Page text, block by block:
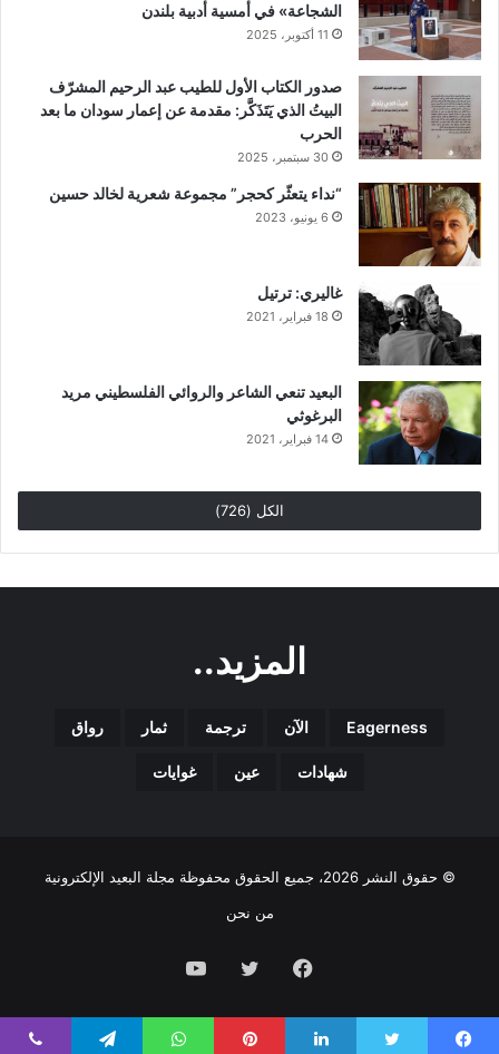
الشجاعة» في أمسية أدبية بلندن
11 أكتوبر، 2025
صدور الكتاب الأول للطيب عبد الرحيم المشرّف
البيتُ الذي يَتَذَكَّر: مقدمة عن إعمار سودان ما بعد
الحرب
30 سبتمبر، 2025
“نداء يتعثّر كحجر” مجموعة شعرية لخالد حسين
6 يونيو، 2023
غاليري: ترتيل
18 فبراير، 2021
البعيد تنعي الشاعر والروائي الفلسطيني مريد
البرغوثي
14 فبراير، 2021
الكل (726)
المزيد..
Eagerness الآن ترجمة ثمار رواق
شهادات عين غوايات
© حقوق النشر 2026، جميع الحقوق محفوظة مجلة البعيد الإلكترونية
من نحن
فيسبوك تويتر